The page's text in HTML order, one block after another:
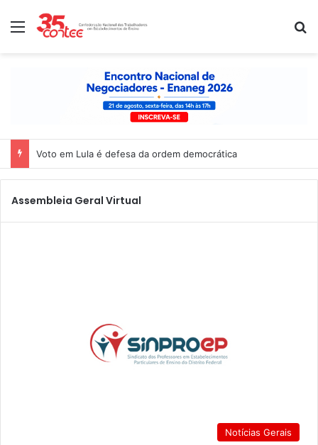
Menu
Voto em Lula é defesa da ordem democrática
Assembleia Geral Virtual
Notícias Gerais